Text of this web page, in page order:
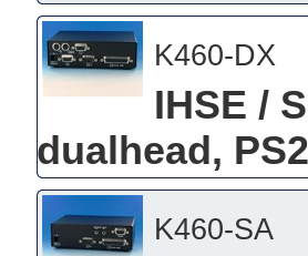
K460-DX
IHSE /
dualhead,
K460-SA